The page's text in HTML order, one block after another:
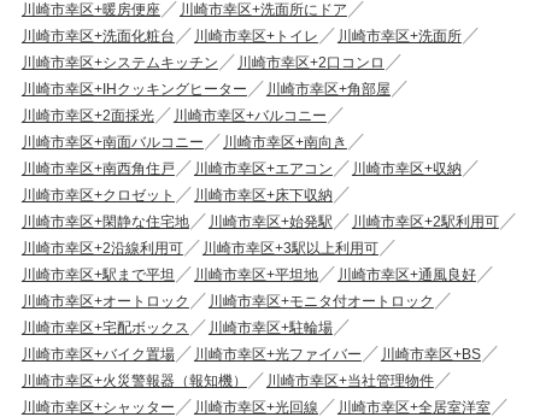
川崎市幸区+暖房便座
川崎市幸区+洗面所にドア
川崎市幸区+洗面化粧台
川崎市幸区+トイレ
川崎市幸区+洗面所
川崎市幸区+システムキッチン
川崎市幸区+2口コンロ
川崎市幸区+IHクッキングヒーター
川崎市幸区+角部屋
川崎市幸区+2面採光
川崎市幸区+バルコニー
川崎市幸区+南面バルコニー
川崎市幸区+南向き
川崎市幸区+南西角住戸
川崎市幸区+エアコン
川崎市幸区+収納
川崎市幸区+クロゼット
川崎市幸区+床下収納
川崎市幸区+閑静な住宅地
川崎市幸区+始発駅
川崎市幸区+2駅利用可
川崎市幸区+2沿線利用可
川崎市幸区+3駅以上利用可
川崎市幸区+駅まで平坦
川崎市幸区+平坦地
川崎市幸区+通風良好
川崎市幸区+オートロック
川崎市幸区+モニタ付オートロック
川崎市幸区+宅配ボックス
川崎市幸区+駐輪場
川崎市幸区+バイク置場
川崎市幸区+光ファイバー
川崎市幸区+BS
川崎市幸区+火災警報器（報知機）
川崎市幸区+当社管理物件
川崎市幸区+シャッター
川崎市幸区+光回線
川崎市幸区+全居室洋室